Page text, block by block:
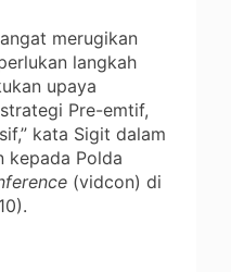
merugikan
langkah
upaya
Pre-emtif,
kata Sigit dalam
kepada Polda
(vidcon) di